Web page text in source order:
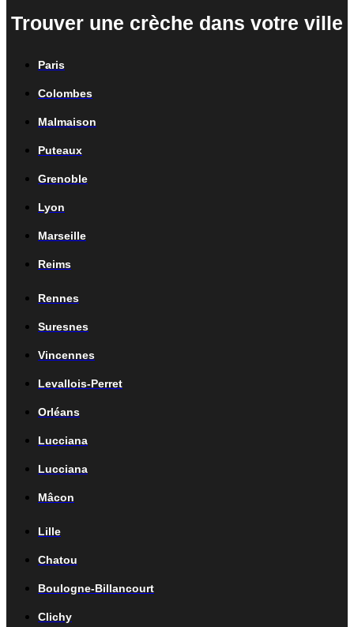
Trouver une crèche dans votre ville
Paris
Colombes
Malmaison
Puteaux
Grenoble
Lyon
Marseille
Reims
Rennes
Suresnes
Vincennes
Levallois-Perret
Orléans
Lucciana
Lucciana
Mâcon
Lille
Chatou
Boulogne-Billancourt
Clichy